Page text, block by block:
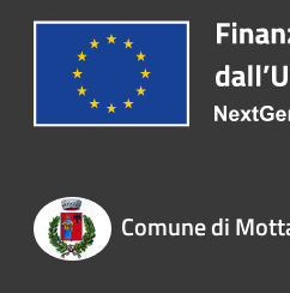
Comune di